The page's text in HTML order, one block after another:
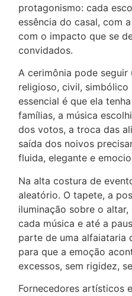
protagonismo: cada
essência do casal, com
com o impacto que se
convidados.
A cerimônia pode
religioso, civil, simbólico
essencial é que ela
famílias, a música
dos votos, a troca das
saída dos noivos
fluida, elegante e
Na alta costura de
aleatório. O tapete, a
iluminação sobre o
cada música e até a
parte de uma alfaiataria
para que a emoção
excessos, sem rigidez,
Fornecedores artísticos